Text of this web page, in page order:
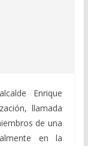
Enrique
llamada
de una
en la